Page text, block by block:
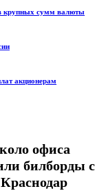
крупных сумм валюты
акционерам
офиса
билборды с